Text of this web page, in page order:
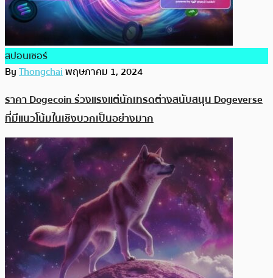
สปอนเซอร์
ByThongchaiพฤษภาคม 1, 2024
ราคา Dogecoin ร่วงแรงแต่นักเทรดต่างสนับสนุน Dogeverse
ที่มีแนวโน้มในเชิงบวกเป็นอย่างมาก